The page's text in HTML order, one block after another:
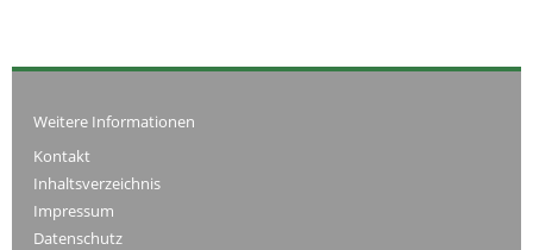
Weitere Informationen
Kontakt
Inhaltsverzeichnis
Impressum
Datenschutz